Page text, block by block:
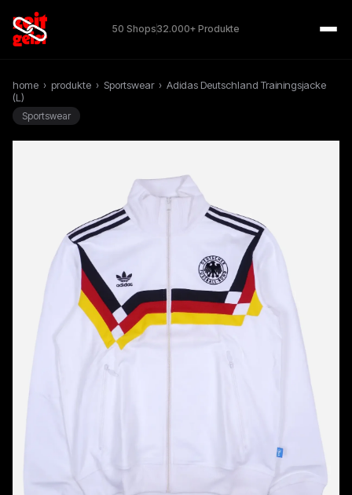
50 Shops32.000+ Produkte
home › produkte › Sportswear › Adidas Deutschland Trainingsjacke
(L)
Sportswear